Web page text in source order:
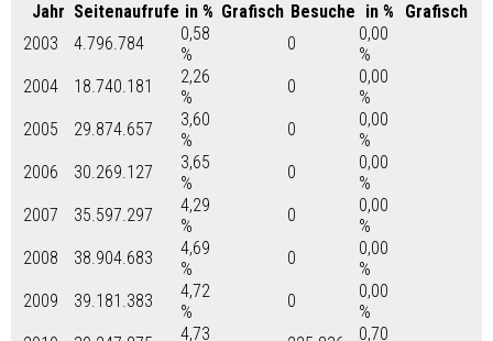
Jahr Seitenaufrufe in % Grafisch Besuche in %
Grafisch
2003
4.796.784
0,58
%
0
0,00
%
2004
18.740.181
2,26
%
0
0,00
%
2005
29.874.657
3,60
%
0
0,00
%
2006
30.269.127
3,65
%
0
0,00
%
2007
35.597.297
4,29
%
0
0,00
%
2008
38.904.683
4,69
%
0
0,00
%
2009
39.181.383
4,72
%
0
0,00
%
4,73
0,70